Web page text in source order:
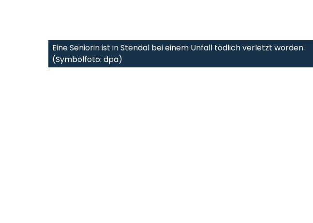
Eine Seniorin ist in Stendal bei einem Unfall tödlich verletzt worden.
(Symbolfoto: dpa)